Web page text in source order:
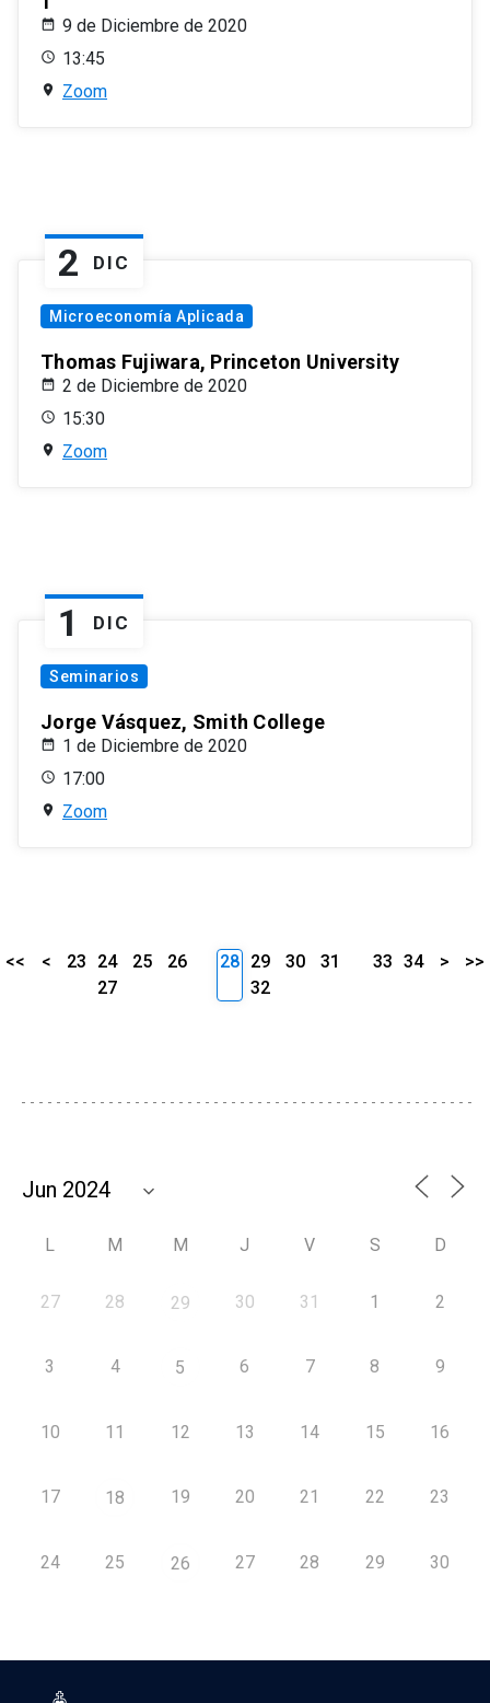
9 de Diciembre de 2020
13:45
Zoom
2 DIC
Microeconomía Aplicada
Thomas Fujiwara, Princeton University
2 de Diciembre de 2020
15:30
Zoom
1 DIC
Seminarios
Jorge Vásquez, Smith College
1 de Diciembre de 2020
17:00
Zoom
<< < 23 24 25
26
27
28 29 30
31
32
33 34 > >>
L M M J V S D
27 28 29 30 31 1 2
3 4 5 6 7 8 9
10 11 12 13 14 15 16
17 18 19 20 21 22 23
24 25 26 27 28 29 30